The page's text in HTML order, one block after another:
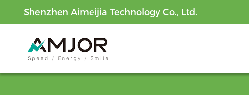
Shenzhen Aimeijia Technology Co., Ltd.